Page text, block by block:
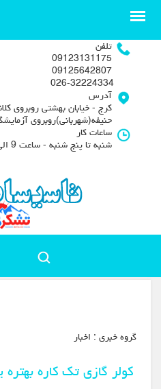
تلفن
09123131175
09125642807
آدرس
حنیفه(شهربانی)روبروی
ساعات کار
شنبه تا پنج شنبه - ساعت 9 الی 21
گروه خبري : اخبار
کولر گازی تک کاره بهتره